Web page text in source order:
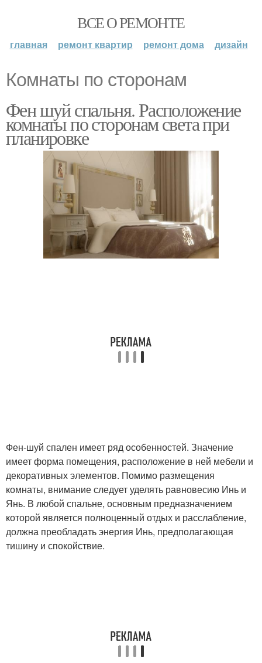
ВСЕ О РЕМОНТЕ
главная ремонт квартир ремонт дома дизайн
Комнаты по сторонам
Фен шуй спальня. Расположение
комнаты по сторонам света при
планировке
Фен-шуй спален имеет ряд особенностей. Значение
имеет форма помещения, расположение в ней мебели и
декоративных элементов. Помимо размещения
комнаты, внимание следует уделять равновесию Инь и
Янь. В любой спальне, основным предназначением
которой является полноценный отдых и расслабление,
должна преобладать энергия Инь, предполагающая
тишину и спокойствие.